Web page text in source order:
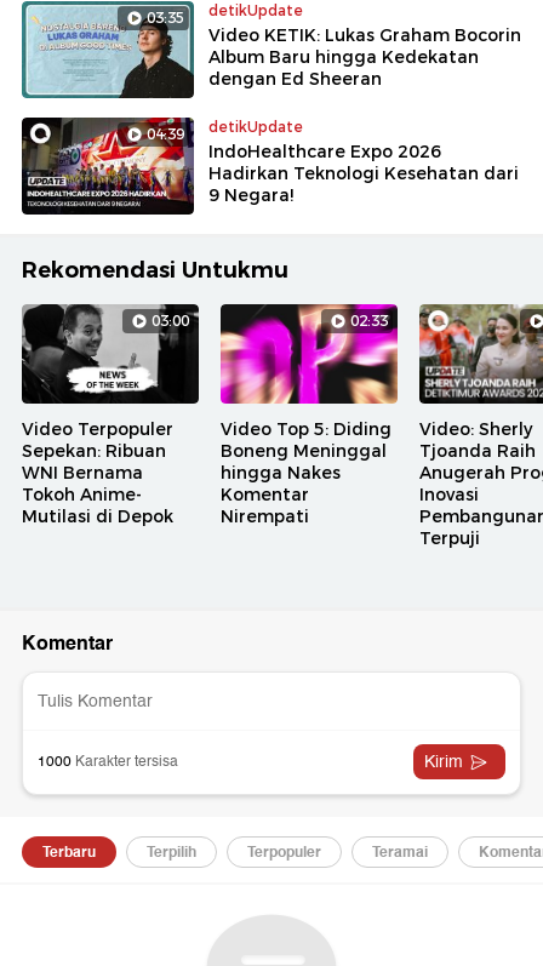
03:35 detikUpdate
Video KETIK: Lukas Graham Bocorin
Album Baru hingga Kedekatan
dengan Ed Sheeran
04:39 detikUpdate
IndoHealthcare Expo 2026
Hadirkan Teknologi Kesehatan dari
9 Negara!
Rekomendasi Untukmu
03:00
Video Terpopuler
Sepekan: Ribuan
WNI Bernama
Tokoh Anime-
Mutilasi di Depok
02:33
Video Top 5: Diding
Boneng Meninggal
hingga Nakes
Komentar
Nirempati
Video: Sherly
Tjoanda Raih
Anugerah
Inovasi
Terpuji